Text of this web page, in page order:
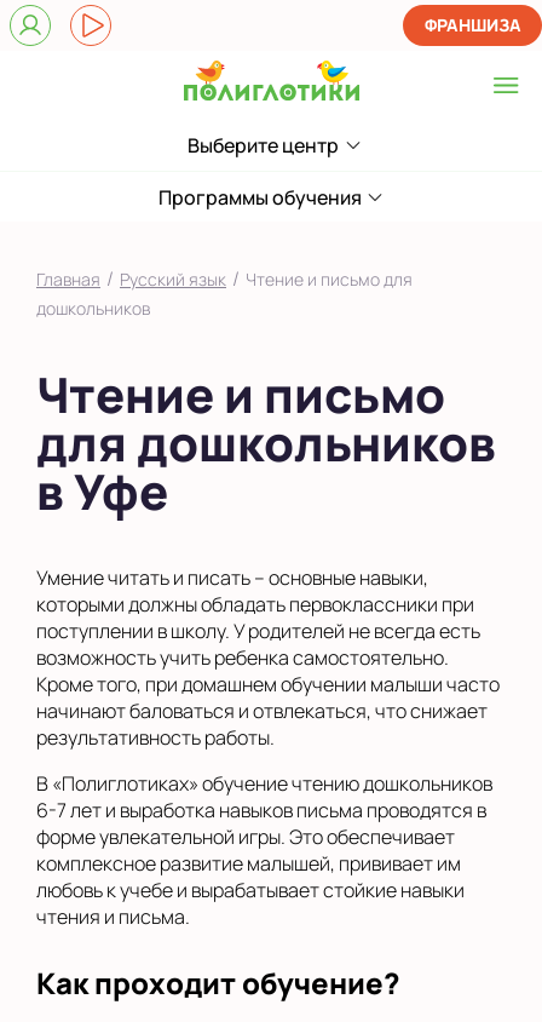
Выберите центр
Выберите центр
на Бакалинской
ФРАНШИЗА
Программы обучения
Главная / Русский язык / Чтение и письмо для
дошкольников
Чтение и письмо
для дошкольников
в Уфе
Умение читать и писать – основные навыки,
которыми должны обладать первоклассники при
поступлении в школу. У родителей не всегда есть
возможность учить ребенка самостоятельно.
Кроме того, при домашнем обучении малыши часто
начинают баловаться и отвлекаться, что снижает
результативность работы.
В «Полиглотиках» обучение чтению дошкольников
6-7 лет и выработка навыков письма проводятся в
форме увлекательной игры. Это обеспечивает
комплексное развитие малышей, прививает им
любовь к учебе и вырабатывает стойкие навыки
чтения и письма.
Как проходит обучение?